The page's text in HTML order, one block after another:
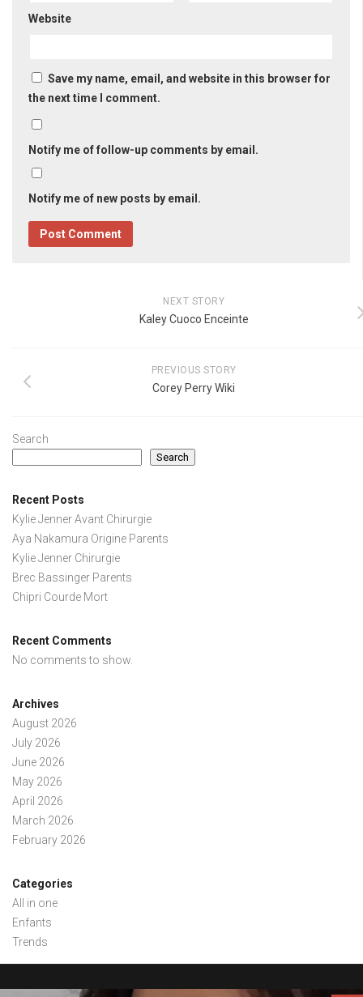
Website
Save my name, email, and website in this browser for
the next time I comment.
Notify me of follow-up comments by email.
Notify me of new posts by email.
NEXT STORY
Kaley Cuoco Enceinte
PREVIOUS STORY
Corey Perry Wiki
Search
Search
Recent Posts
Kylie Jenner Avant Chirurgie
Aya Nakamura Origine Parents
Kylie Jenner Chirurgie
Brec Bassinger Parents
Chipri Courde Mort
Recent Comments
No comments to show.
Archives
August 2026
July 2026
June 2026
May 2026
April 2026
March 2026
February 2026
Categories
All in one
Enfants
Trends